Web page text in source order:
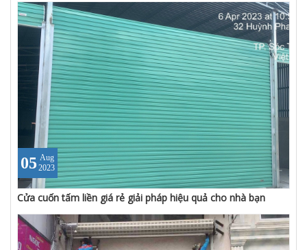
05 Aug
2023
Cửa cuốn tấm liền giá rẻ giải pháp hiệu quả cho nhà bạn